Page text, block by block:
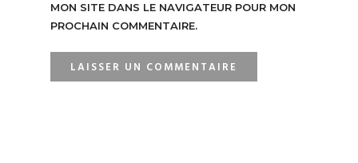
MON SITE DANS LE NAVIGATEUR POUR MON
PROCHAIN COMMENTAIRE.